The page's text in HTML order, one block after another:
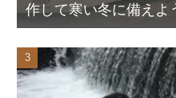
作して寒い冬に備えよ